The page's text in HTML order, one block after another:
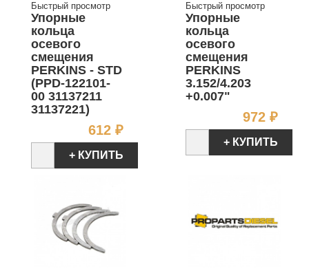
Быстрый просмотр
Упорные
кольца
осевого
смещения
PERKINS - STD
(PPD-122101-
00 31137211
31137221)
612 ₽Цена
+ КУПИТЬ
Быстрый просмотр
Упорные
кольца
осевого
смещения
PERKINS
3.152/4.203
+0.007"
972 ₽
+ КУПИТЬ